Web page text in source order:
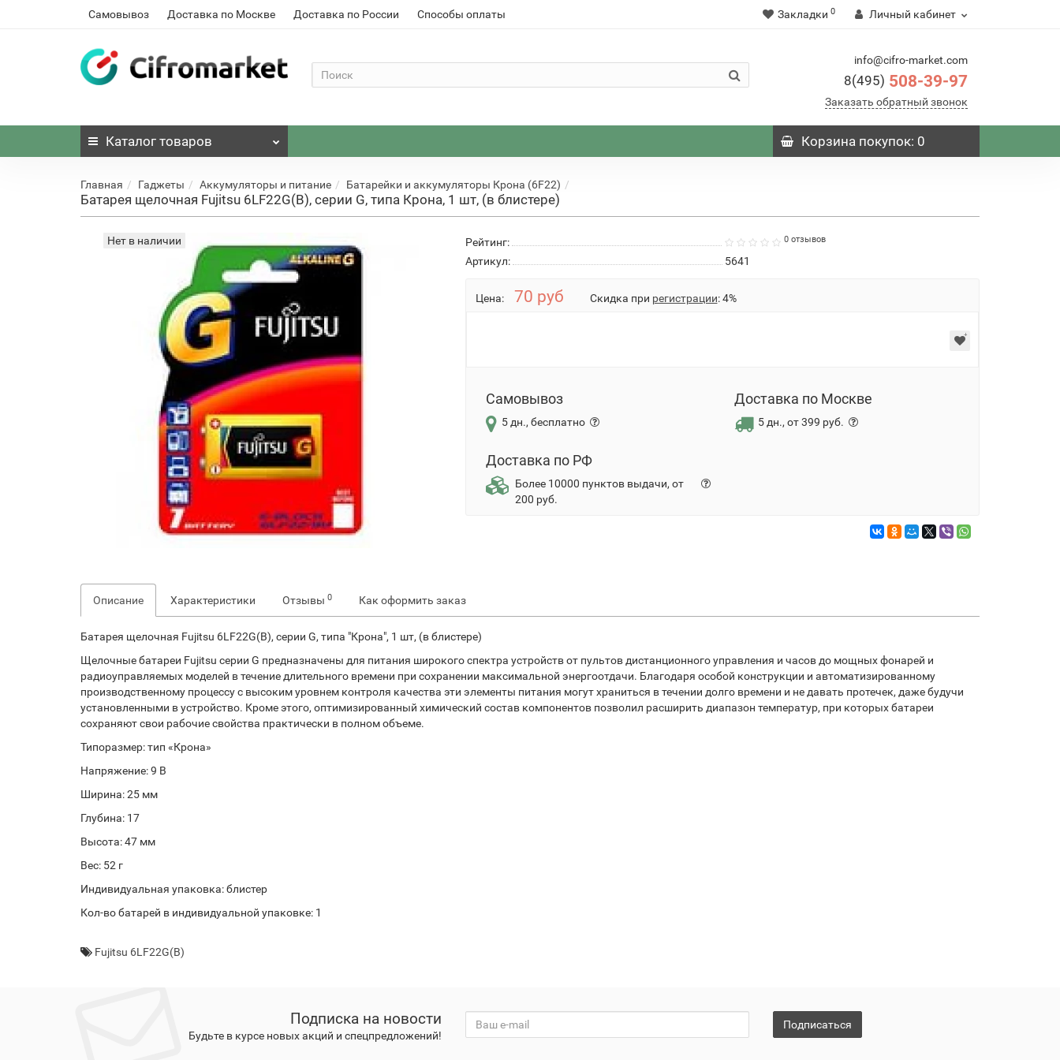
Самовывоз Доставка по Москве Доставка по России Способы оплаты Закладки 0 Личный кабинет
info@cifro-market.com
8(495) 508-39-97
Заказать обратный звонок
Каталог товаров Корзинапокупок: 0
Главная Гаджеты Аккумуляторы и питание Батарейки и аккумуляторы Крона (6F22)
Батарея щелочная Fujitsu 6LF22G(B), серии G, типа Крона, 1 шт, (в блистере)
Нет в наличии Рейтинг: 0 отзывов
Артикул: 5641
Цена: 70 руб Скидка при регистрации: 4%
Самовывоз
5 дн., бесплатно
Доставка по Москве
5 дн., от 399 руб.
Доставка по РФ
Более 10000 пунктов выдачи, от
200 руб.
Описание Характеристики Отзывы 0 Как оформить заказ
Батарея щелочная Fujitsu 6LF22G(B), серии G, типа "Крона", 1 шт, (в блистере)
Щелочные батареи Fujitsu серии G предназначены для питания широкого спектра устройств от пультов дистанционного управления и часов до мощных фонарей и
радиоуправляемых моделей в течение длительного времени при сохранении максимальной энергоотдачи. Благодаря особой конструкции и автоматизированному
производственному процессу с высоким уровнем контроля качества эти элементы питания могут храниться в течении долго времени и не давать протечек, даже будучи
установленными в устройство. Кроме этого, оптимизированный химический состав компонентов позволил расширить диапазон температур, при которых батареи
сохраняют свои рабочие свойства практически в полном объеме.
Типоразмер: тип «Крона»
Напряжение: 9 В
Ширина: 25 мм
Глубина: 17
Высота: 47 мм
Вес: 52 г
Индивидуальная упаковка: блистер
Кол-во батарей в индивидуальной упаковке: 1
Fujitsu 6LF22G(B)
Подписка на новости
Будьте в курсе новых акций и спецпредложений!
Подписаться